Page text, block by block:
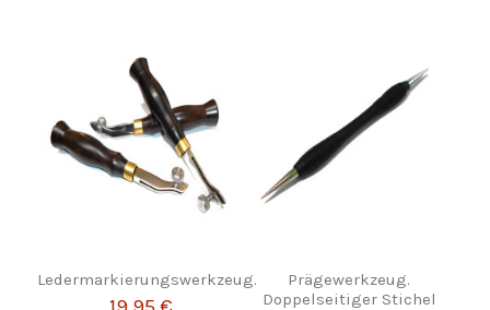
Ledermarkierungswerkzeug.
Prägewerkzeug.
Doppelseitiger Stichel